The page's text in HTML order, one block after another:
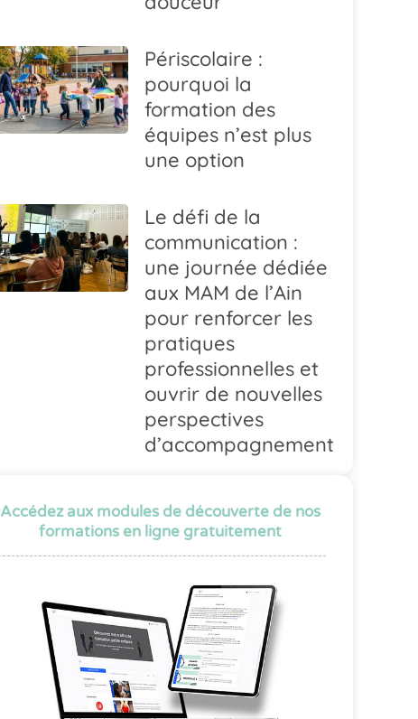
Périscolaire :
pourquoi la
formation des
équipes n’est plus
une option
Le défi de la
communication :
une journée dédiée
aux MAM de l’Ain
pour renforcer les
pratiques
professionnelles et
ouvrir de nouvelles
perspectives
d’accompagnement
Accédez aux modules de découverte de nos
formations en ligne gratuitement